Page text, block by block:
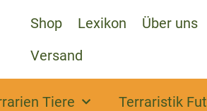
Shop Lexikon
Über uns
Versand
Tiere Terraristik